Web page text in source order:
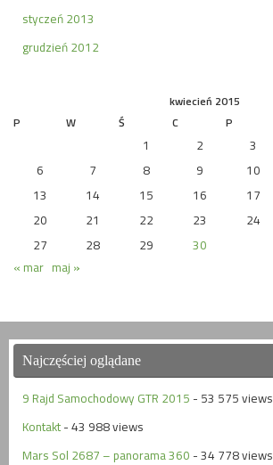
styczeń 2013
grudzień 2012
kwiecień 2015
P
W Ś C P
1 2 3
6
7 8 9 10
13
14 15 16 17
20
21 22 23 24
27
28 29
30
« mar maj »
Najczęściej oglądane
9 Rajd Samochodowy GTR 2015 - 53 575 views
Kontakt - 43 988 views
Mars Sol 2687 – panorama 360 - 34 778 views